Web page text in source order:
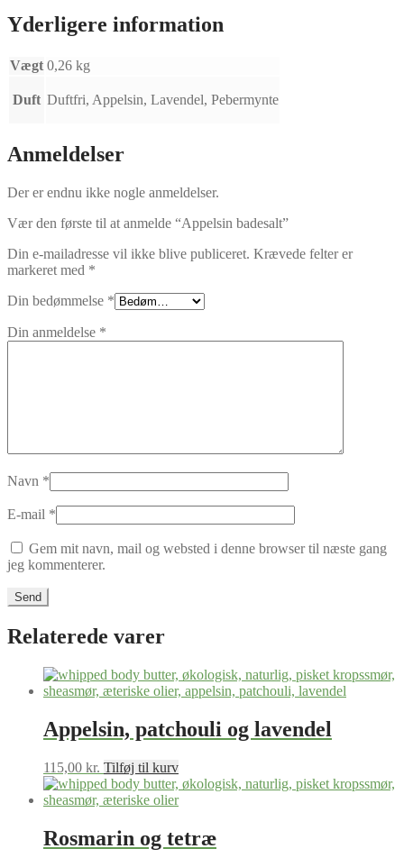
Yderligere information
Vægt 0,26 kg
Duft Duftfri, Appelsin, Lavendel, Pebermynte
Anmeldelser
Der er endnu ikke nogle anmeldelser.
Vær den første til at anmelde “Appelsin badesalt”
Din e-mailadresse vil ikke blive publiceret. Krævede felter er
markeret med *
Din bedømmelse *
Din anmeldelse *
Navn *
E-mail *
Gem mit navn, mail og websted i denne browser til næste gang
jeg kommenterer.
Relaterede varer
Appelsin, patchouli og lavendel
115,00 kr. Tilføj til kurv
Rosmarin og tetræ